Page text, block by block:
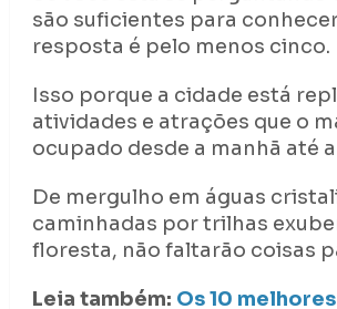
são suficientes para
resposta é pelo menos cinco.
Isso porque a cidade está
atividades e atrações que o
ocupado desde a manhã até
De mergulho em águas
caminhadas por trilhas
floresta, não faltarão coisas
Leia também: Os 10